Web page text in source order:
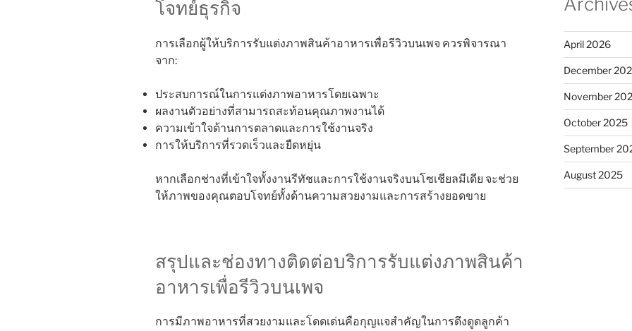
โจทย์ธุรกิจ
การเลือกผู้ให้บริการรับแต่งภาพสินค้าอาหารเพื่อรีวิวบนเพจ ควรพิจารณา
จาก:
ประสบการณ์ในการแต่งภาพอาหารโดยเฉพาะ
ผลงานตัวอย่างที่สามารถสะท้อนคุณภาพงานได้
ความเข้าใจด้านการตลาดและการใช้งานจริง
การให้บริการที่รวดเร็วและยืดหยุ่น
หากเลือกช่างที่เข้าใจทั้งงานรีทัชและการใช้งานจริงบนโซเชียลมีเดีย จะช่วย
ให้ภาพของคุณตอบโจทย์ทั้งด้านความสวยงามและการสร้างยอดขาย
สรุปและช่องทางติดต่อบริการรับแต่งภาพสินค้า
อาหารเพื่อรีวิวบนเพจ
การมีภาพอาหารที่สวยงามและโดดเด่นคือกุญแจสำคัญในการดึงดูดลูกค้า
April 2026
December
November
October 2025
September
August 2025